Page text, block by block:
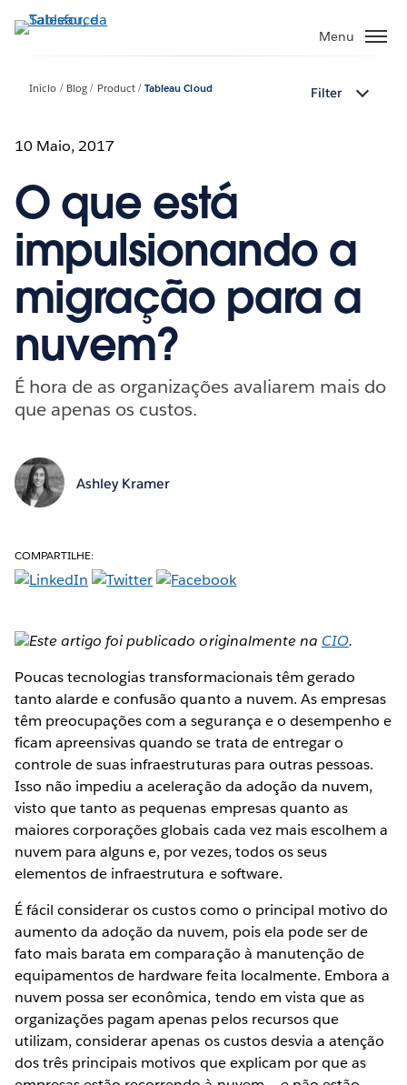
Pular
para
principal
Menu
Início Blog Product Tableau Cloud Filter
10 Maio, 2017
O que está
impulsionando a
migração para a
nuvem?
É hora de as organizações avaliarem mais do
que apenas os custos.
Ashley Kramer
COMPARTILHE:
Este artigo foi publicado originalmente na CIO.
Poucas tecnologias transformacionais têm gerado
tanto alarde e confusão quanto a nuvem. As empresas
têm preocupações com a segurança e o desempenho e
ficam apreensivas quando se trata de entregar o
controle de suas infraestruturas para outras pessoas.
Isso não impediu a aceleração da adoção da nuvem,
visto que tanto as pequenas empresas quanto as
maiores corporações globais cada vez mais escolhem a
nuvem para alguns e, por vezes, todos os seus
elementos de infraestrutura e software. ­
É fácil considerar os custos como o principal motivo do
aumento da adoção da nuvem, pois ela pode ser de
fato mais barata em comparação à manutenção de
equipamentos de hardware feita localmente. Embora a
nuvem possa ser econômica, tendo em vista que as
organizações pagam apenas pelos recursos que
utilizam, considerar apenas os custos desvia a atenção
dos três principais motivos que explicam por que as